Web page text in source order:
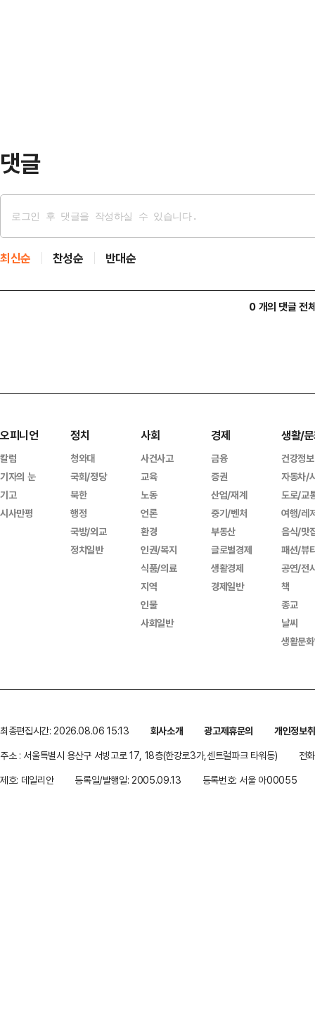
댓글
최신순 찬성순 반대순
0 개의 댓글 전
오피니언
칼럼
기자의 눈
기고
시사만평
정치
청와대
국회/정당
북한
행정
국방/외교
정치일반
사회
사건사고
교육
노동
언론
환경
인권/복지
식품/의료
지역
인물
사회일반
경제
금융
증권
산업/재계
중기/벤처
부동산
글로벌경제
생활경제
경제일반
생활/
건강정보
자동차/
도로/교
여행/레
음식/맛
패션/뷰
공연/전
책
종교
날씨
생활문
최종편집시간: 2026.08.06 15:13 회사소개 광고제휴문의
개인정보
주소 : 서울특별시 용산구 서빙고로 17, 18층(한강로3가,센트럴파크 타워동)
전
제호: 데일리안
등록일/발행일: 2005.09.13 등록번호: 서울 아00055